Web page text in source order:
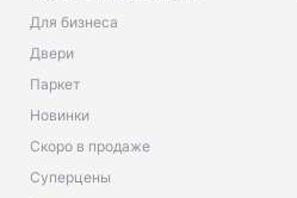
Для бизнеса
Двери
Паркет
Новинки
Скоро в продаже
Суперцены